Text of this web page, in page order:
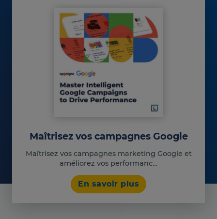
Maîtrisez vos campagnes Google
Maîtrisez vos campagnes marketing Google et
améliorez vos performanc…
En savoir plus